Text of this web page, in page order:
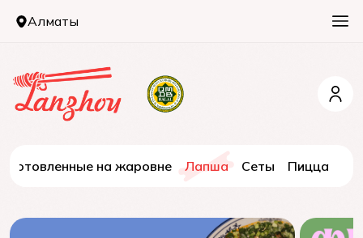
Алматы
на жаровне Лапша Сеты Пицца